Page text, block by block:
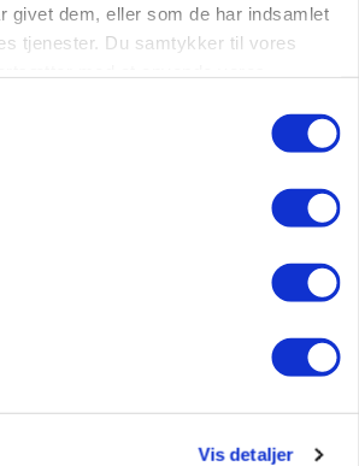
givet dem, eller som de har indsamlet
tjenester. Du samtykker til vores
Vis detaljer
– og den brutale lektie fra et